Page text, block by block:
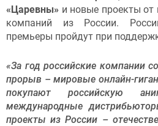
«Царевны» и новые проекты
компаний из России.
премьеры пройдут при
«За год российские компании
прорыв – мировые онлайн-
покупают российскую
международные
проекты из России –